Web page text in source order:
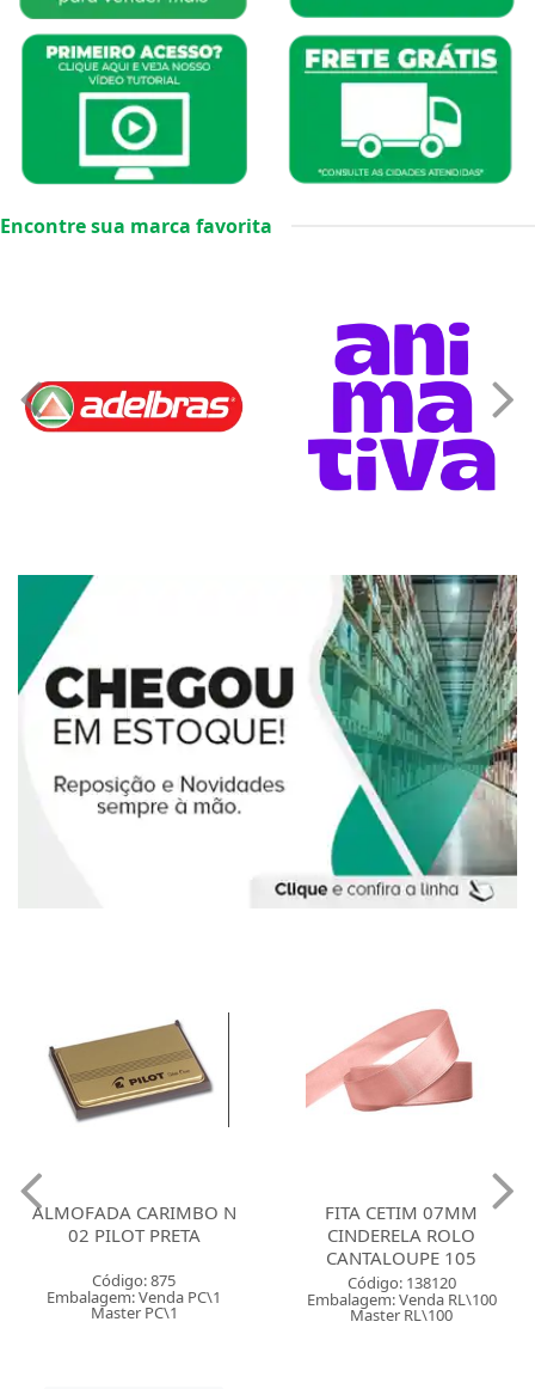
Encontre sua marca favorita
ALMOFADA CARIMBO N
02 PILOT PRETA
Código: 875
Embalagem: Venda PC\1
Master PC\1
FITA CETIM 07MM
CINDERELA ROLO
CANTALOUPE 105
Código: 138120
Embalagem: Venda RL\100
Master RL\100